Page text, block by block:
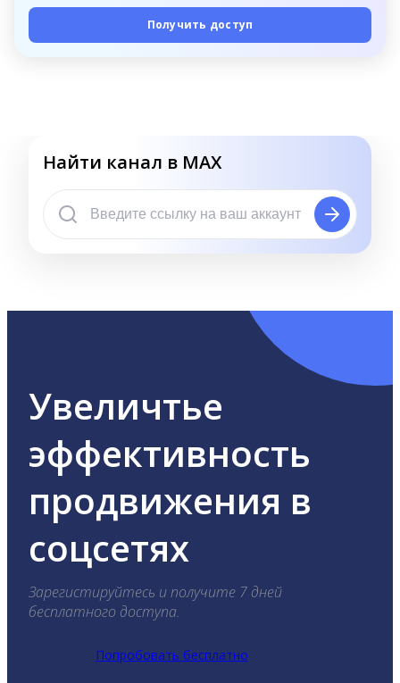
Получить доступ
Найти канал в MAX
Увеличтье
эффективность
продвижения в
соцсетях
Зарегистируйтесь и получите 7 дней
бесплатного доступа.
Попробовать бесплатно